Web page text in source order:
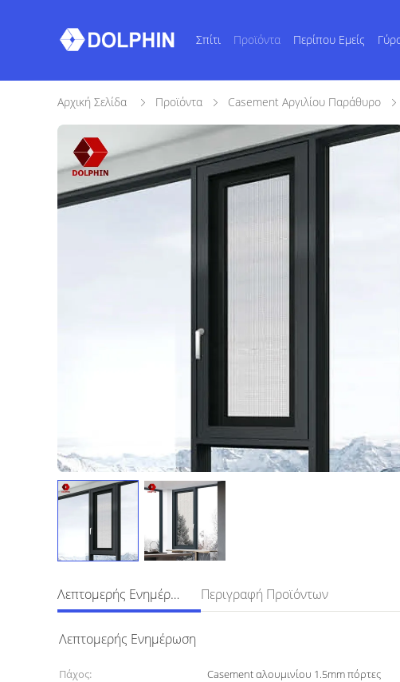
Σπίτι Προϊόντα Περίπου Εμείς
Αρχική Σελίδα Προϊόντα Casement Αργιλίου Παράθυρο
Λεπτομερής Ενημέρωση Περιγραφή Προϊόντων
Λεπτομερής Ενημέρωση
Πάχος: Casement αλουμινίου 1.5mm πόρτες